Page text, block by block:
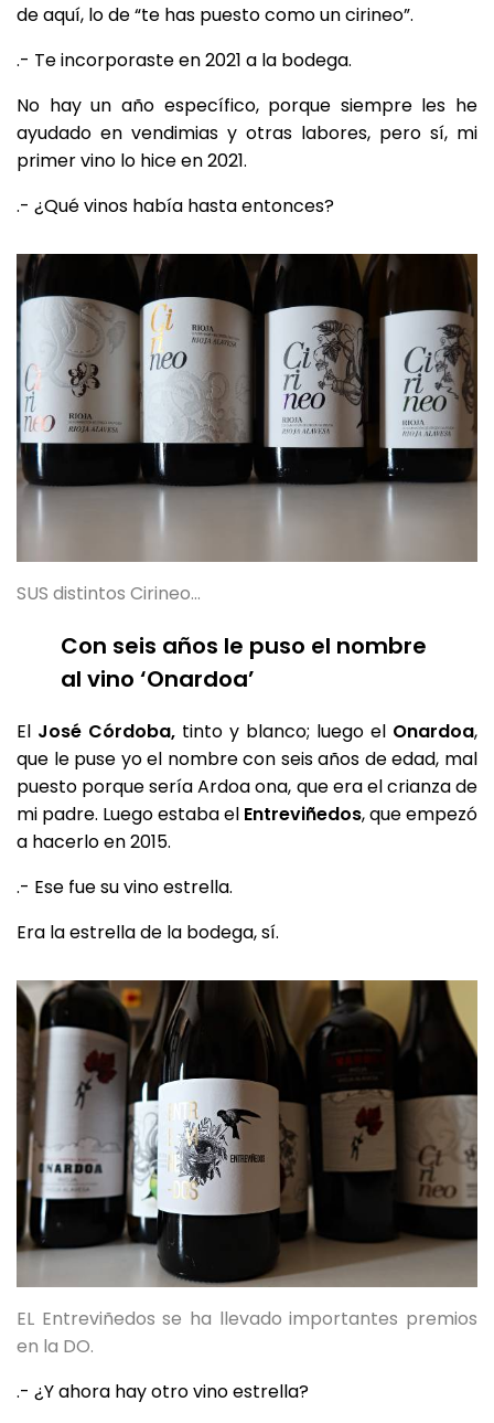
de aquí, lo de “te has puesto como un cirineo”.
.- Te incorporaste en 2021 a la bodega.
No hay un año específico, porque siempre les he
ayudado en vendimias y otras labores, pero sí, mi
primer vino lo hice en 2021.
.- ¿Qué vinos había hasta entonces?
SUS distintos Cirineo…
Con seis años le puso el nombre
al vino ‘Onardoa’
El José Córdoba, tinto y blanco; luego el Onardoa,
que le puse yo el nombre con seis años de edad, mal
puesto porque sería Ardoa ona, que era el crianza de
mi padre. Luego estaba el Entreviñedos, que empezó
a hacerlo en 2015.
.- Ese fue su vino estrella.
Era la estrella de la bodega, sí.
EL Entreviñedos se ha llevado importantes premios
en la DO.
.- ¿Y ahora hay otro vino estrella?